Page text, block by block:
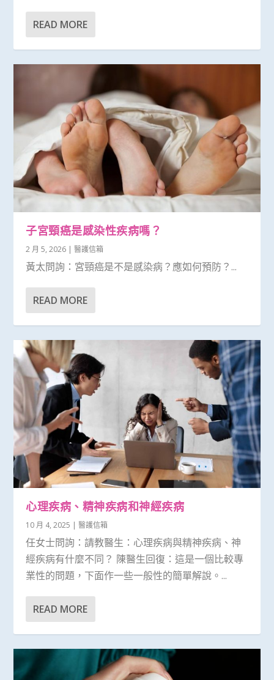
READ MORE
子宮頸癌是感染性疾病嗎？
2 月 5, 2026 |醫護信箱
黃太問詢：宮頸癌是不是感染病？應如何預防？...
READ MORE
心理疾病、精神疾病和神經疾病
10 月 4, 2025 |醫護信箱
任女士問詢：請教醫生：心理疾病與精神疾病、神
經疾病有什麼不同？ 陳醫生回復：這是一個比較專
業性的問題，下面作一些一般性的簡單解說。...
READ MORE